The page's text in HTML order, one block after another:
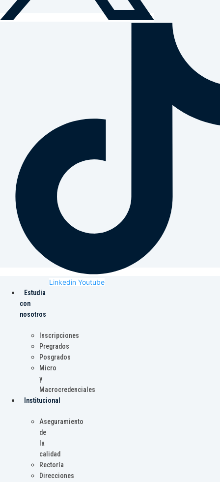
Linkedin Youtube
Estudia
con
nosotros
Inscripciones
Pregrados
Posgrados
Micro
y
Macrocredenciales
Institucional
Aseguramiento
de
la
calidad
Rectoría
Direcciones